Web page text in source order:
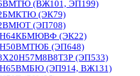
(ВЖ101, ЭП199)
(ЭК79)
(ЭП708)
(ЭК22)
(ЭП648)
(ЭП533)
(ЭП914, ВЖ131)